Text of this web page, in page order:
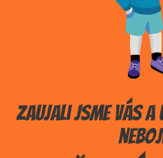
Zaujali jsme vás a